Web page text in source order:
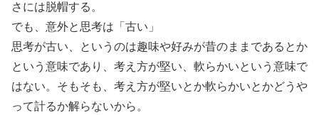
さには脱帽する。
でも、意外と思考は「古い」
思考が古い、というのは趣味や好みが昔のままであるとか
という意味であり、考え方が堅い、軟らかいという意味で
はない。そもそも、考え方が堅いとか軟らかいとかどうや
って計るか解らないから。